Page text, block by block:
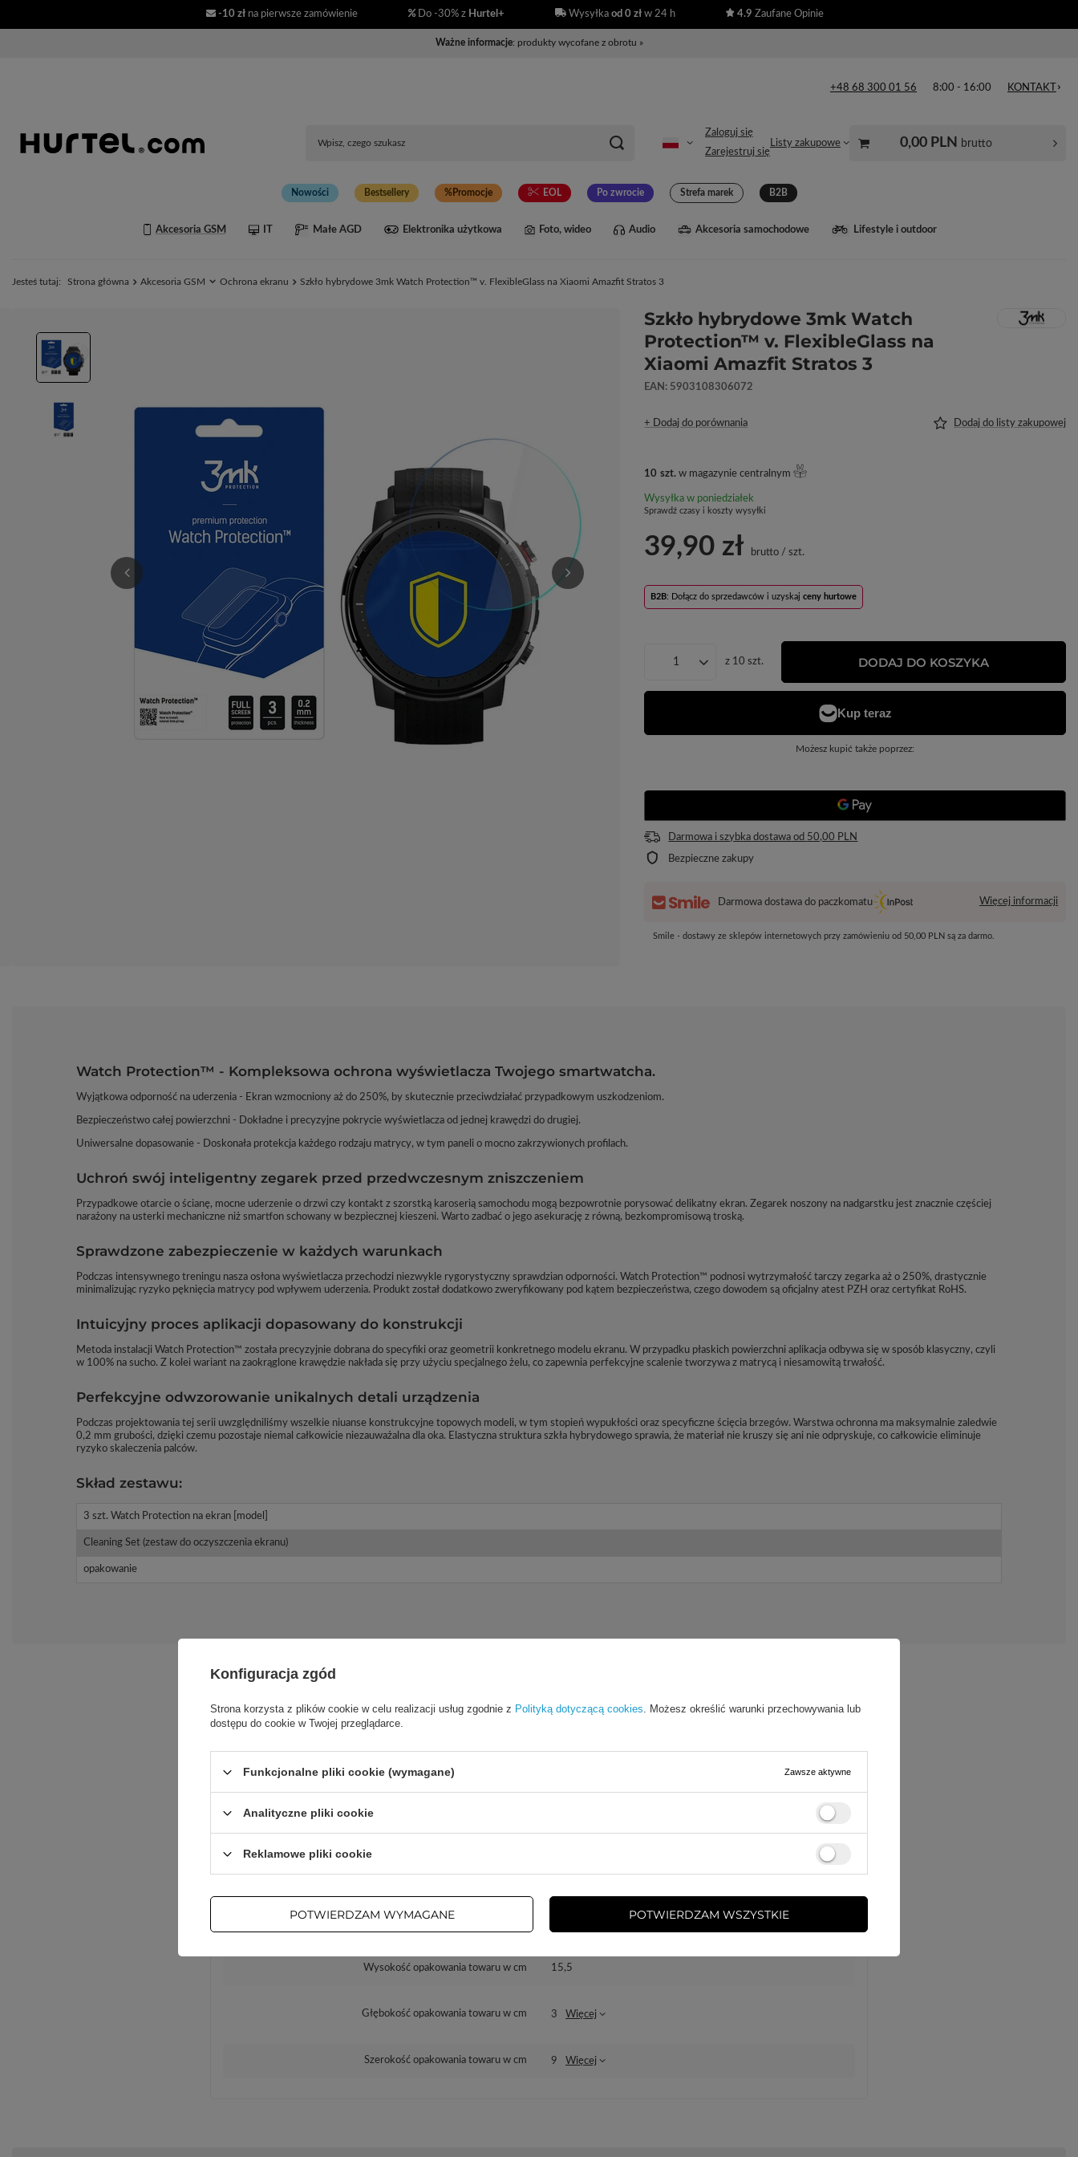
-10 zł na pierwsze zamówienie Do -30% z Hurtel+ Wysyłka od 0 złw 24 h 4.9 Zaufane Opinie
Ważne informacje: produkty wycofane z obrotu »
+48 68 300 01 56 8:00 - 16:00 KONTAKT
Zaloguj się
Zarejestruj się
Listy zakupowe 0,00 PLN brutto
Nowości Bestsellery Promocje EOL Po zwrocie Strefa marek B2B
Akcesoria GSM IT Małe AGD Elektronika użytkowa Foto, wideo Audio Akcesoria samochodowe Lifestyle i outdoor
Jesteś tutaj: Strona główna Akcesoria GSM Ochrona ekranu Szkło hybrydowe 3mk Watch Protection™ v. FlexibleGlass na Xiaomi Amazfit Stratos 3
Szkło hybrydowe 3mk Watch
Protection™ v. FlexibleGlass na
Xiaomi Amazfit Stratos 3
EAN: 5903108306072
+ Dodaj do porównania Dodaj do listy zakupowej
10 szt. w magazynie centralnym
Wysyłkaw poniedziałek
Sprawdź czasy i koszty wysyłki
39,90 zł brutto /szt.
B2B: Dołącz do sprzedawców i uzyskajceny hurtowe
z 10szt. DODAJ DO KOSZYKA
Możesz kupić także poprzez:
Darmowa i szybka dostawa od 50,00 PLN
Bezpieczne zakupy
Darmowa dostawa do paczkomatu Więcej informacji
Smile - dostawy ze sklepów internetowych przy zamówieniu od 50,00 PLN są za darmo.
Watch Protection™ - Kompleksowa ochrona wyświetlacza Twojego smartwatcha.
Wyjątkowa odporność na uderzenia - Ekran wzmocniony aż do 250%, by skutecznie przeciwdziałać przypadkowym uszkodzeniom.
Bezpieczeństwo całej powierzchni - Dokładne i precyzyjne pokrycie wyświetlacza od jednej krawędzi do drugiej.
Uniwersalne dopasowanie - Doskonała protekcja każdego rodzaju matrycy, w tym paneli o mocno zakrzywionych profilach.
Uchroń swój inteligentny zegarek przed przedwczesnym zniszczeniem
Przypadkowe otarcie o ścianę, mocne uderzenie o drzwi czy kontakt z szorstką karoserią samochodu mogą bezpowrotnie porysować delikatny ekran. Zegarek noszony na nadgarstku jest znacznie częściej
narażony na usterki mechaniczne niż smartfon schowany w bezpiecznej kieszeni. Warto zadbać o jego asekurację z równą, bezkompromisową troską.
Sprawdzone zabezpieczenie w każdych warunkach
Podczas intensywnego treningu nasza osłona wyświetlacza przechodzi niezwykle rygorystyczny sprawdzian odporności. Watch Protection™ podnosi wytrzymałość tarczy zegarka aż o 250%, drastycznie
minimalizując ryzyko pęknięcia matrycy pod wpływem uderzenia. Produkt został dodatkowo zweryfikowany pod kątem bezpieczeństwa, czego dowodem są oficjalny atest PZH oraz certyfikat RoHS.
Intuicyjny proces aplikacji dopasowany do konstrukcji
Metoda instalacji Watch Protection™ została precyzyjnie dobrana do specyfiki oraz geometrii konkretnego modelu ekranu. W przypadku płaskich powierzchni aplikacja odbywa się w sposób klasyczny, czyli
w 100% na sucho. Z kolei wariant na zaokrąglone krawędzie nakłada się przy użyciu specjalnego żelu, co zapewnia perfekcyjne scalenie tworzywa z matrycą i niesamowitą trwałość.
Perfekcyjne odwzorowanie unikalnych detali urządzenia
Podczas projektowania tej serii uwzględniliśmy wszelkie niuanse konstrukcyjne topowych modeli, w tym stopień wypukłości oraz specyficzne ścięcia brzegów. Warstwa ochronna ma maksymalnie zaledwie
0,2 mm grubości, dzięki czemu pozostaje niemal całkowicie niezauważalna dla oka. Elastyczna struktura szkła hybrydowego sprawia, że materiał nie kruszy się ani nie odpryskuje, co całkowicie eliminuje
ryzyko skaleczenia palców.
Skład zestawu:
3 szt. Watch Protection na ekran [model]
Cleaning Set (zestaw do oczyszczenia ekranu)
opakowanie
3mk Protection sp. z o.o. Więcej
Seria 3mk FlexibleGlass
Wysokość opakowania towaru w cm 15,5
Głębokość opakowania towaru w cm 3 Więcej
Szerokość opakowania towaru w cm 9 Więcej
Konfiguracja zgód
Strona korzysta z plików cookie w celu realizacji usług zgodnie z Polityką dotyczącą cookies. Możesz określić warunki przechowywania lub
dostępu do cookie w Twojej przeglądarce.
Funkcjonalne pliki cookie (wymagane) Zawsze aktywne
Analityczne pliki cookie
Reklamowe pliki cookie
POTWIERDZAM WYMAGANE POTWIERDZAM WSZYSTKIE